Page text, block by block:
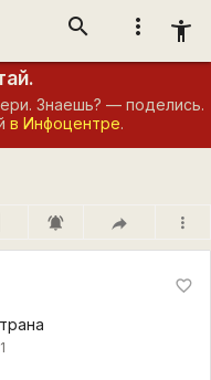
more_vert accessibility_new
search
Знаешь? — поделись.
в Инфоцентре.
notifications_active more_vert
favorite_border